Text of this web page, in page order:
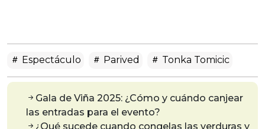
Espectáculo Parived Tonka Tomicic
Gala de Viña 2025: ¿Cómo y cuándo canjear
las entradas para el evento?
¿Qué sucede cuando congelas las verduras y